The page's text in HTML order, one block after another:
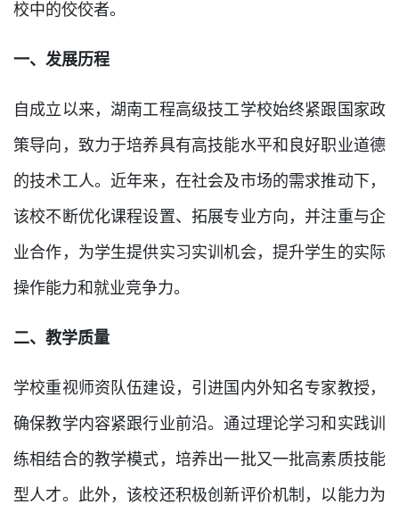
校中的佼佼者。
一、发展历程
自成立以来，湖南工程高级技工学校始终紧跟国家政
策导向，致力于培养具有高技能水平和良好职业道德
的技术工人。近年来，在社会及市场的需求推动下，
该校不断优化课程设置、拓展专业方向，并注重与企
业合作，为学生提供实习实训机会，提升学生的实际
操作能力和就业竞争力。
二、教学质量
学校重视师资队伍建设，引进国内外知名专家教授，
确保教学内容紧跟行业前沿。通过理论学习和实践训
练相结合的教学模式，培养出一批又一批高素质技能
型人才。此外，该校还积极创新评价机制，以能力为